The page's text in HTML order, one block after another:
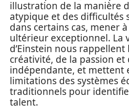
illustration de la manière
atypique et des difficultés
dans certains cas, mener
ultérieur exceptionnel. La
d’Einstein nous rappellent
créativité, de la passion et
indépendante, et mettent
limitations des systèmes
traditionnels pour
talent.